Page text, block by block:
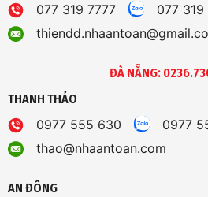
077 319 7777
077 319
ĐÀ NẴNG:
THANH THẢO
0977 555 630
0977
thao@nhaantoan.com
AN ĐÔNG